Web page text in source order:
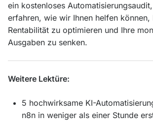
ein kostenloses
erfahren, wie wir Ihnen helfen
Rentabilität zu optimieren und Ihre
Ausgaben zu senken.
Weitere Lektüre:
5 hochwirksame KI-
n8n in weniger als einer Stunde